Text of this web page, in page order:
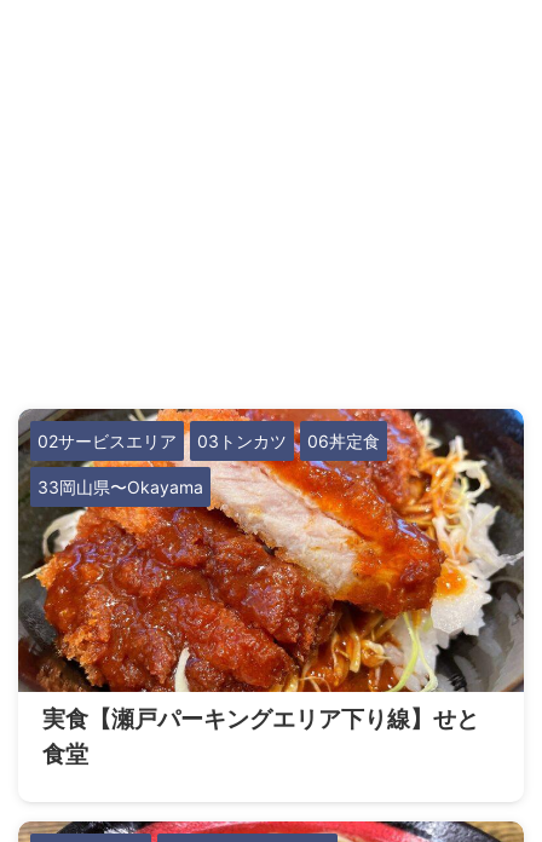
02サービスエリア 03トンカツ 06丼定食
33岡山県〜Okayama
実食【瀬戸パーキングエリア下り線】せと
食堂